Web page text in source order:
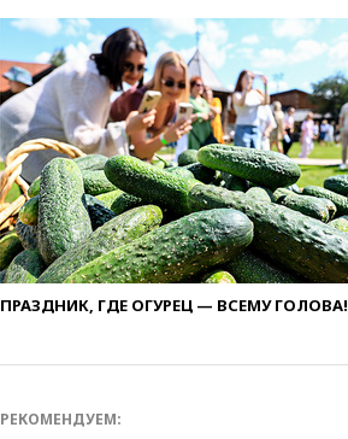
ПРАЗДНИК, ГДЕ ОГУРЕЦ — ВСЕМУ ГОЛОВА!
РЕКОМЕНДУЕМ: